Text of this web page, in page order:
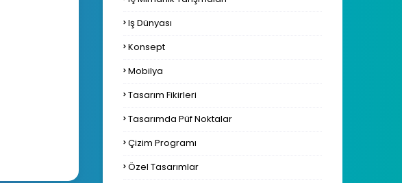
Iş Dünyası
Konsept
Mobilya
Tasarım Fikirleri
Tasarımda Püf Noktalar
Çizim Programı
Özel Tasarımlar